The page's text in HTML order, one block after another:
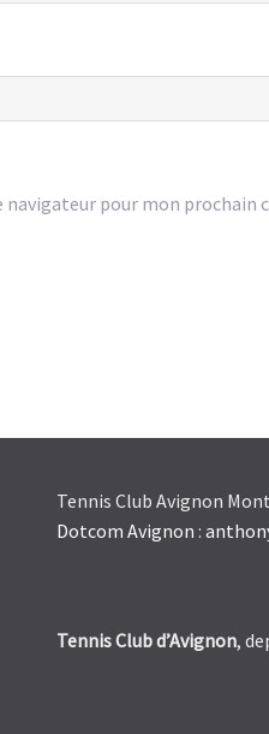
pour mon prochain
Tennis Club Avignon
Dotcom Avignon :
Tennis Club d’Avignon,